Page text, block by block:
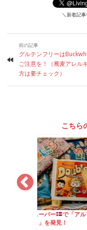
＼新着記
前の記事
グルテンフリーは
ご注意を！（蕎麦アレル
方は要チェック）
こちら
で「アルフォー
スーパ